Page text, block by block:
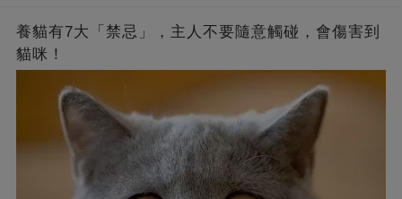
養貓有7大「禁忌」，主人不要隨意觸碰，會傷害到
貓咪！